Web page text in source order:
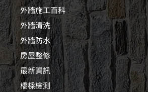
外牆施工百科
外牆清洗
外牆防水
房屋整修
最新資訊
橋樑檢測